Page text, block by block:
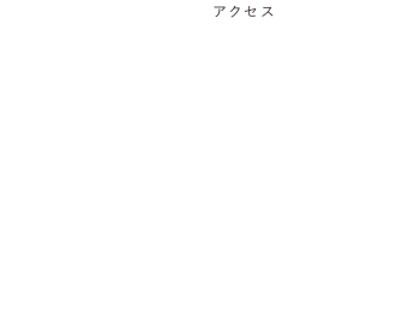
アクセス